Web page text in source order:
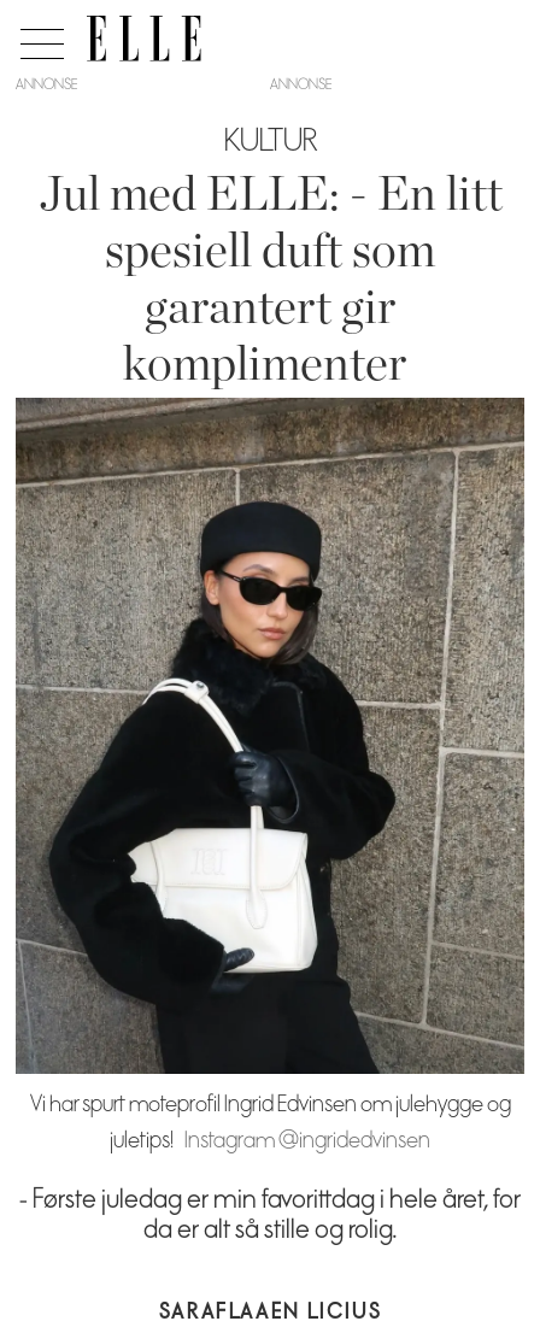
ANNONSE
KULTUR
Jul med ELLE: - En litt
spesiell duft som
garantert gir
komplimenter
Vi har spurt moteprofil Ingrid Edvinsen om julehygge og
juletips! Instagram @ingridedvinsen
- Første juledag er min favorittdag i hele året, for
da er alt så stille og rolig.
SARAFLAAEN LICIUS